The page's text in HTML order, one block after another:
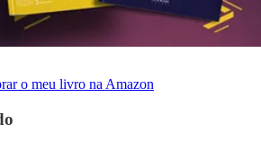
o meu livro na Amazon